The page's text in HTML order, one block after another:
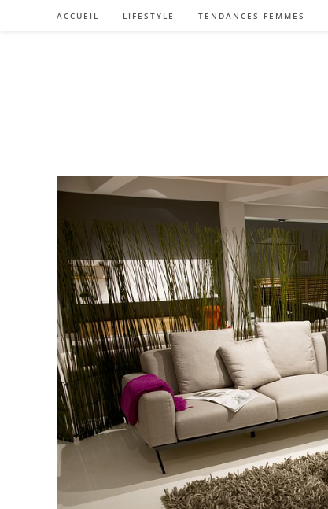
ACCUEIL LIFESTYLE TENDANCES FEMMES